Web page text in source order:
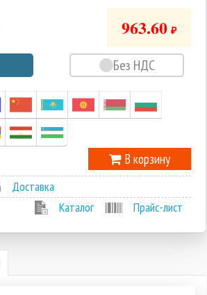
963.60 ₽
Без НДС
В корзину
Доставка
Каталог
Прайс-лист